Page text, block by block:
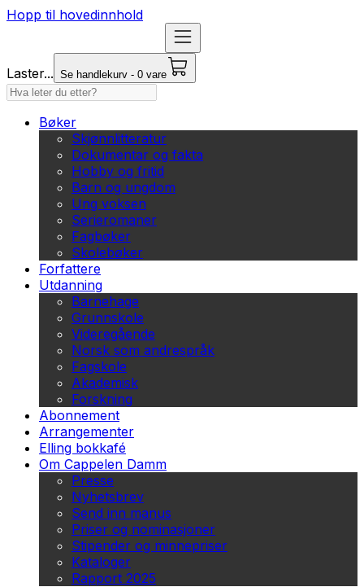
Hopp til hovedinnhold
Laster... Se handlekurv - 0 vare
Bøker
Skjønnlitteratur
Dokumentar og fakta
Hobby og fritid
Barn og ungdom
Ung voksen
Serieromaner
Fagbøker
Skolebøker
Forfattere
Utdanning
Barnehage
Grunnskole
Videregående
Norsk som andrespråk
Fagskole
Akademisk
Forskning
Abonnement
Arrangementer
Elling bokkafé
Om Cappelen Damm
Presse
Nyhetsbrev
Send inn manus
Priser og nominasjoner
Stipender og minnepriser
Kataloger
Rapport 2025